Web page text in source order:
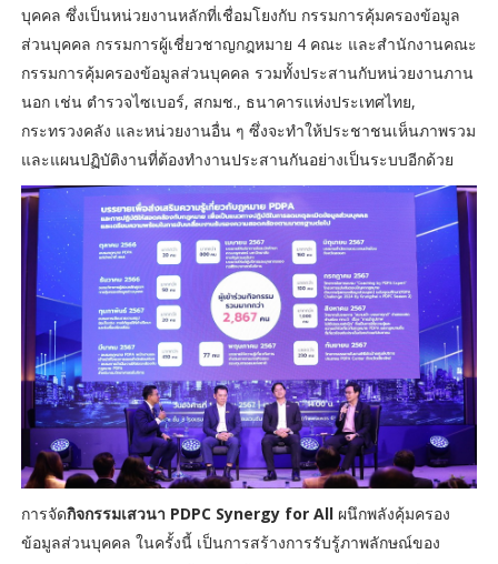
บุคคล ซึ่งเป็นหน่วยงานหลักที่เชื่อมโยงกับ กรรมการคุ้มครองข้อมูล
ส่วนบุคคล กรรมการผู้เชี่ยวชาญกฎหมาย 4 คณะ และสำนักงานคณะ
กรรมการคุ้มครองข้อมูลส่วนบุคคล รวมทั้งประสานกับหน่วยงานภาน
นอก เช่น ตำรวจไซเบอร์, สกมช., ธนาคารแห่งประเทศไทย,
กระทรวงคลัง และหน่วยงานอื่น ๆ ซึ่งจะทำให้ประชาชนเห็นภาพรวม
และแผนปฏิบัติงานที่ต้องทำงานประสานกันอย่างเป็นระบบอีกด้วย
การจัดกิจกรรมเสวนา PDPC Synergy for Allผนึกพลังคุ้มครอง
ข้อมูลส่วนบุคคล ในครั้งนี้ เป็นการสร้างการรับรู้ภาพลักษณ์ของ